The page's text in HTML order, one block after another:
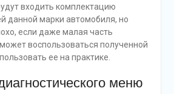
входить комплектацию
данной марки автомобиля, но
если даже малая часть
воспользоваться полученной
ее на практике.
меню